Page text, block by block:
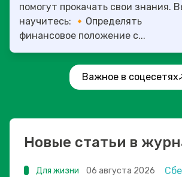
помогут прокачать свои знания. Вы
научитесь: 🔸Определять
финансовое положение с...
Важное в соцесетях
Новые статьи в
Для жизни 06 августа 2026